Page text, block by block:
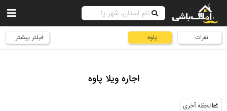
نفرات پاوه فیلتر بیشتر
اجاره ویلا پاوه
لحظه آخری